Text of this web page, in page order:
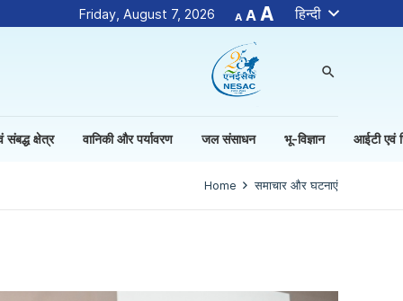
Friday, August 7, 2026 A
Decrease
font
A Reset
font
size.
A Increase
हिन्दी
search
संबद्ध क्षेत्र वानिकी और पर्यावरण जल संसाधन भू-विज्ञान आईटी एवं
Home समाचार और घटनाएं